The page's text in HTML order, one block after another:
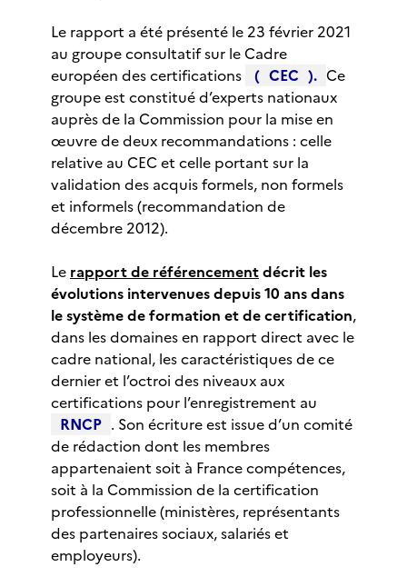
Le rapport a été présenté le 23 février 2021
au groupe consultatif sur le Cadre
européen des certifications ( CEC ). Ce
groupe est constitué d’experts nationaux
auprès de la Commission pour la mise en
œuvre de deux recommandations : celle
relative au CEC et celle portant sur la
validation des acquis formels, non formels
et informels (recommandation de
décembre 2012).
Le rapport de référencementdécrit les
évolutions intervenues depuis 10 ans dans
le système de formation et de certification,
dans les domaines en rapport direct avec le
cadre national, les caractéristiques de ce
dernier et l’octroi des niveaux aux
certifications pour l’enregistrement au
RNCP . Son écriture est issue d’un comité
de rédaction dont les membres
appartenaient soit à France compétences,
soit à la Commission de la certification
professionnelle (ministères, représentants
des partenaires sociaux, salariés et
employeurs).